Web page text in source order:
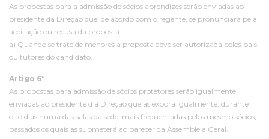
As propostas para a admissão de sócios aprendizes serão enviadas ao
presidente da Direção que, de acordo com o regente, se pronunciará pela
aceitação ou recusa da proposta.
a) Quando se trate de menores a proposta deve ser autorizada pelos pais
ou tutores do candidato.
Artigo 6º
As propostas para admissão de sócios protetores serão igualmente
enviadas ao presidente d a Direção que as exporá igualmente, durante
oito dias numa das salas da sede, mais frequentadas pelos mesmo sócios,
passados os quais as submeterá ao parecer da Assembleia Geral.